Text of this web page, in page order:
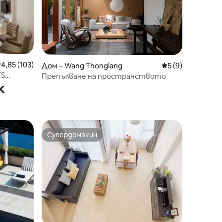
оценка: 4,85 от 5, 103 отзива
4,85 (103)
Дом – Wang Thonglang Средна оценка:
5 (9)
Препълване на пространството
Супердомакин
Супердомакин